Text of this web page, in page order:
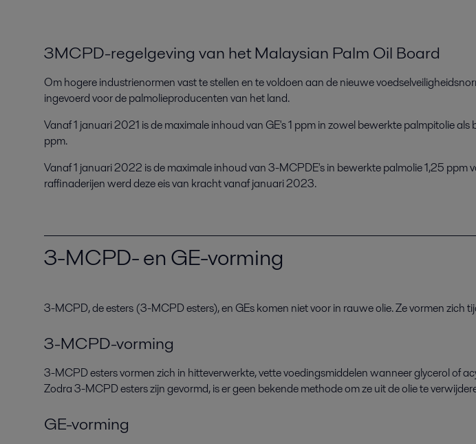
3MCPD-regelgeving van het Malaysian Palm Oil Board
Om hogere industrienormen vast te stellen en te voldoen aan de nieuwe
ingevoerd voor de palmolieproducenten van het land.
Vanaf 1 januari 2021 is de maximale inhoud van GE's 1 ppm in zowel bewerkte palmpitolie
ppm.
Vanaf 1 januari 2022 is de maximale inhoud van 3-MCPDE's in bewerkte palmolie 1,25
raffinaderijen werd deze eis van kracht vanaf januari 2023.
3-MCPD- en GE-vorming
3-MCPD, de esters (3-MCPD esters),en GEs komen niet voor in rauweolie. Ze vormen zich
3-MCPD-vorming
3-MCPD esters vormen zich in hitteverwerkte,vette voedingsmiddelenwanneerglycerol of
Zodra3-MCPD esterszijn gevormd, is er geen bekende methodeom zeuit de olie te
GE-vorming